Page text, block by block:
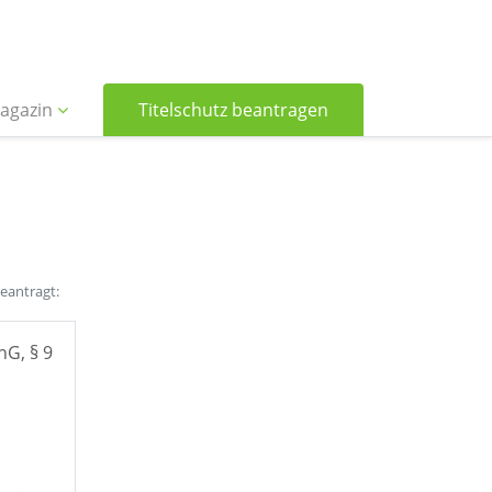
Titelschutz beantragen
§ 9